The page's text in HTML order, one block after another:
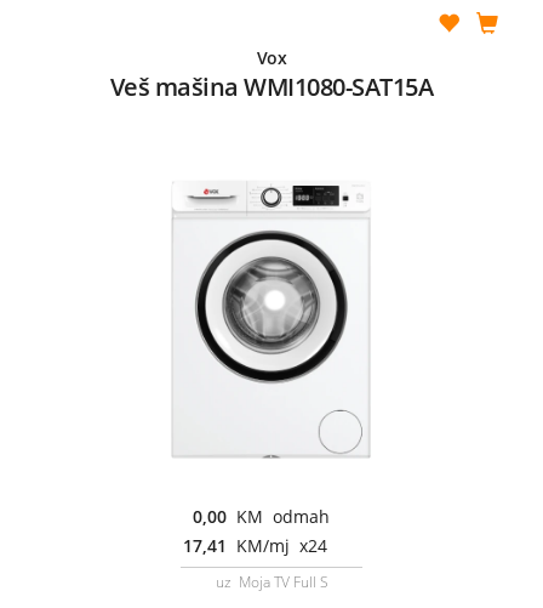
Vox
Veš mašina WMI1080-SAT15A
0,00 KM odmah
17,41 KM/mj x24
uz Moja TV Full S